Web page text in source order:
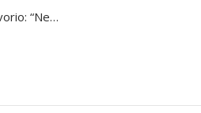
“Ne…